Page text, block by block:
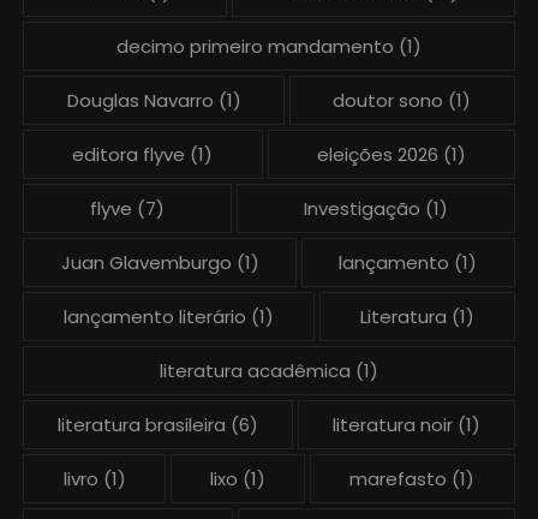
decimo primeiro mandamento (1)
Douglas Navarro (1) doutor sono (1)
editora flyve (1) eleições 2026 (1)
flyve (7) Investigação (1)
Juan Glavemburgo (1) lançamento (1)
lançamento literário (1) Literatura (1)
literatura acadêmica (1)
literatura brasileira (6) literatura noir(1)
livro (1) lixo (1) marefasto (1)